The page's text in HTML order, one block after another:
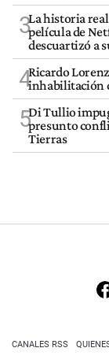
3La historia
película de
descuartizó a
4Ricardo
inhabilitación
5Di Tullio
presunto
Tierras
CANALES RSS